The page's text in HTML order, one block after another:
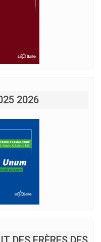
2026